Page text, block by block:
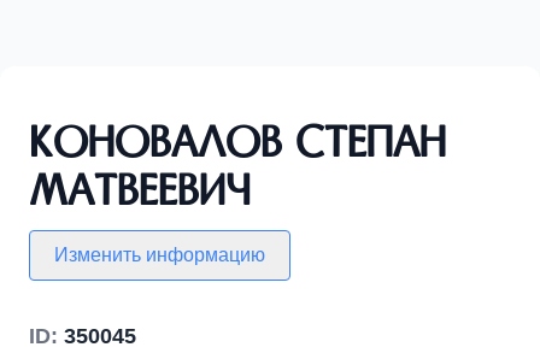
Коновалов Степан
Матвеевич
Изменить информацию
ID: 350045